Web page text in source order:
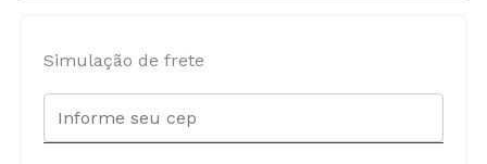
Simulação de frete